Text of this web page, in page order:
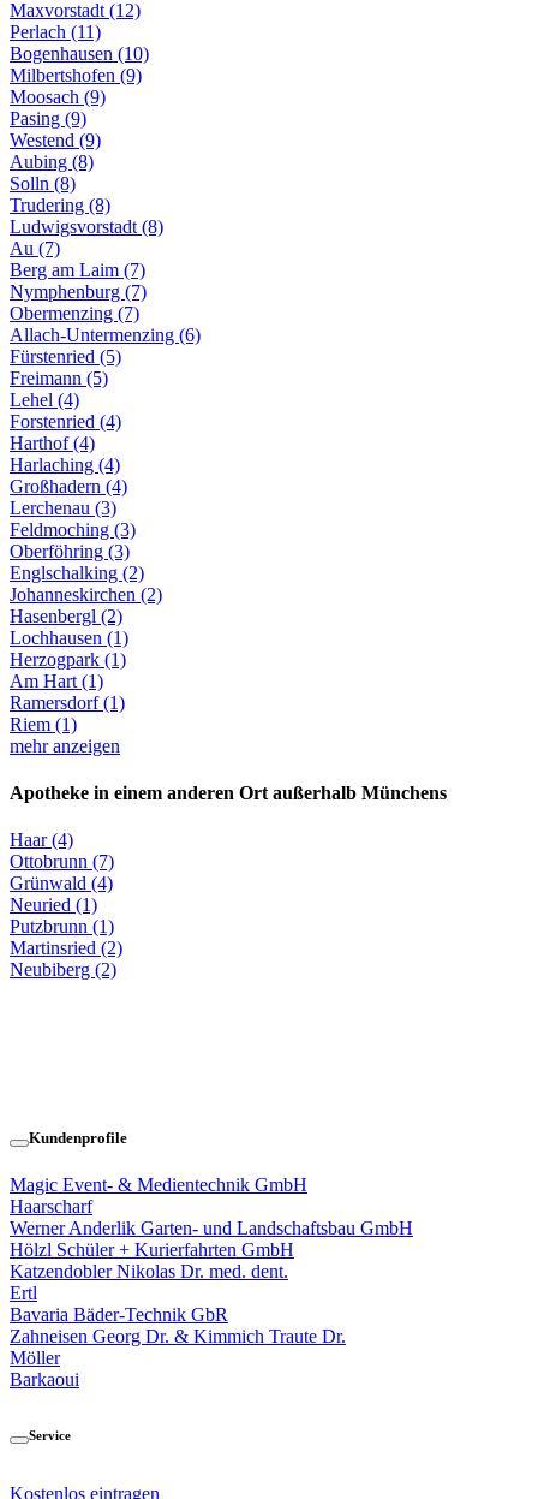
Maxvorstadt (12)
Perlach (11)
Bogenhausen (10)
Milbertshofen (9)
Moosach (9)
Pasing (9)
Westend (9)
Aubing (8)
Solln (8)
Trudering (8)
Ludwigsvorstadt (8)
Au (7)
Berg am Laim (7)
Nymphenburg (7)
Obermenzing (7)
Allach-Untermenzing (6)
Fürstenried (5)
Freimann (5)
Lehel (4)
Forstenried (4)
Harthof (4)
Harlaching (4)
Großhadern (4)
Lerchenau (3)
Feldmoching (3)
Oberföhring (3)
Englschalking (2)
Johanneskirchen (2)
Hasenbergl (2)
Lochhausen (1)
Herzogpark (1)
Am Hart (1)
Ramersdorf (1)
Riem (1)
mehr anzeigen
Apotheke in einem anderen Ort außerhalb Münchens
Haar (4)
Ottobrunn (7)
Grünwald (4)
Neuried (1)
Putzbrunn (1)
Martinsried (2)
Neubiberg (2)
Kundenprofile
Magic Event- & Medientechnik GmbH
Haarscharf
Werner Anderlik Garten- und Landschaftsbau GmbH
Hölzl Schüler + Kurierfahrten GmbH
Katzendobler Nikolas Dr. med. dent.
Ertl
Bavaria Bäder-Technik GbR
Zahneisen Georg Dr. & Kimmich Traute Dr.
Möller
Barkaoui
Service
Kostenlos eintragen